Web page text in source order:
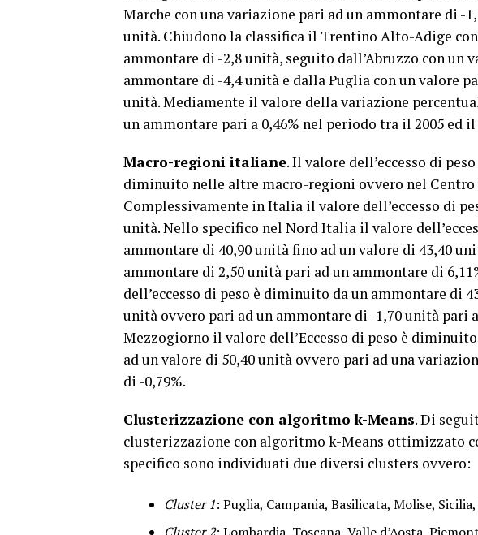
Marche con una variazione pari ad un ammontare di -
unità. Chiudono la classifica il Trentino Alto-Adige
ammontare di -2,8 unità, seguito dall’Abruzzo con un
ammontare di -4,4 unità e dalla Puglia con un valore
unità. Mediamente il valore della variazione
un ammontare pari a 0,46% nel periodo tra il 2005 ed il
Macro-regioni italiane. Il valore dell’eccesso di
diminuito nelle altre macro-regioni ovvero nel
Complessivamente in Italia il valore dell’eccesso di
unità. Nello specifico nel Nord Italia il valore
ammontare di 40,90 unità fino ad un valore di 43,40
ammontare di 2,50 unità pari ad un ammontare di
dell’eccesso di peso è diminuito da un ammontare di
unità ovvero pari ad un ammontare di -1,70 unità pari
Mezzogiorno il valore dell’Eccesso di peso è
ad un valore di 50,40 unità ovvero pari ad una
di -0,79%.
Clusterizzazione con algoritmo k-Means. Di
clusterizzazione con algoritmo k-Means ottimizzato
specifico sono individuati due diversi clusters ovvero:
Cluster 1: Puglia, Campania, Basilicata, Molise,